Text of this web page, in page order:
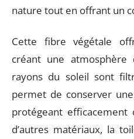
nature tout en offrant un
Cette fibre végétale
créant une atmosphère
rayons du soleil sont
permet de conserver
protégeant efficacement
d’autres matériaux, la